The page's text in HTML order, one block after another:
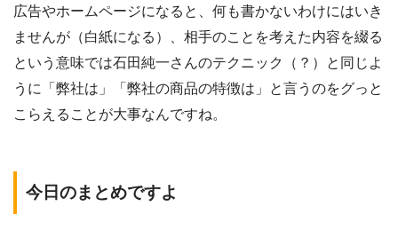
広告やホームページになると、何も書かないわけにはいき
ませんが（白紙になる）、相手のことを考えた内容を綴る
という意味では石田純一さんのテクニック（？）と同じよ
うに「弊社は」「弊社の商品の特徴は」と言うのをグっと
こらえることが大事なんですね。
今日のまとめですよ